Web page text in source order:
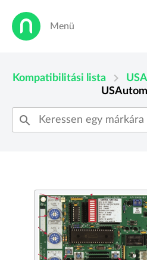
Menü
Kompatibilitási lista chevron_right
search